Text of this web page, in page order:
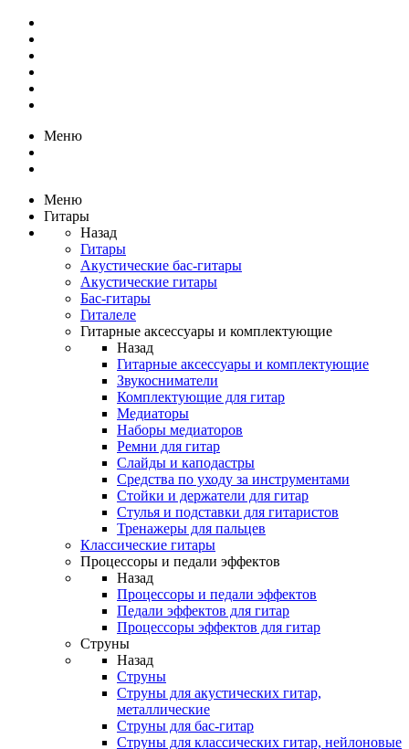
Меню
Меню
Гитары
Назад
Гитары
Акустические бас-гитары
Акустические гитары
Бас-гитары
Гиталеле
Гитарные аксессуары и комплектующие
Назад
Гитарные аксессуары и комплектующие
Звукосниматели
Комплектующие для гитар
Медиаторы
Наборы медиаторов
Ремни для гитар
Слайды и каподастры
Средства по уходу за инструментами
Стойки и держатели для гитар
Стулья и подставки для гитаристов
Тренажеры для пальцев
Классические гитары
Процессоры и педали эффектов
Назад
Процессоры и педали эффектов
Педали эффектов для гитар
Процессоры эффектов для гитар
Струны
Назад
Струны
Струны для акустических гитар,
металлические
Струны для бас-гитар
Струны для классических гитар, нейлоновые